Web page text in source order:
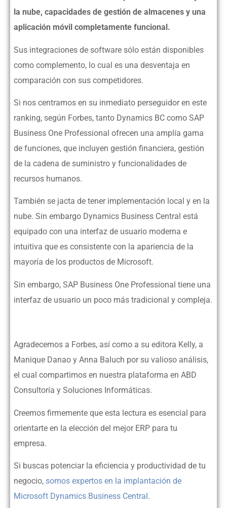
la nube, capacidades de gestión de almacenes y una
aplicación móvil completamente funcional.
Sus integraciones de software sólo están disponibles
como complemento, lo cual es una desventaja en
comparación con sus competidores.
Si nos centramos en su inmediato perseguidor en este
ranking, según Forbes, tanto Dynamics BC como SAP
Business One Professional ofrecen una amplia gama
de funciones, que incluyen gestión financiera, gestión
de la cadena de suministro y funcionalidades de
recursos humanos.
También se jacta de tener implementación local y en la
nube. Sin embargo Dynamics Business Central está
equipado con una interfaz de usuario moderna e
intuitiva que es consistente con la apariencia de la
mayoría de los productos de Microsoft.
Sin embargo, SAP Business One Professional tiene una
interfaz de usuario un poco más tradicional y compleja.
Agradecemos a Forbes, así como a su editora Kelly, a
Manique Danao y Anna Baluch por su valioso análisis,
el cual compartimos en nuestra plataforma en ABD
Consultoría y Soluciones Informáticas.
Creemos firmemente que esta lectura es esencial para
orientarte en la elección del mejor ERP para tu
empresa.
Si buscas potenciar la eficiencia y productividad de tu
negocio, somos expertos en la implantación de
Microsoft Dynamics Business Central .